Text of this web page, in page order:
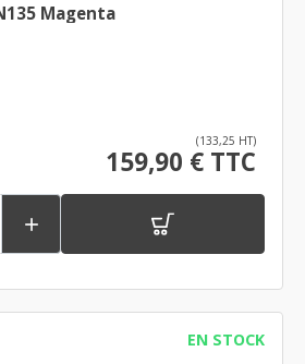
Magenta
(133,25 HT)
159,90 € TTC

EN STOCK